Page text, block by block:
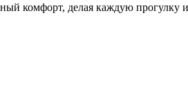
комфорт, делая каждую прогулку